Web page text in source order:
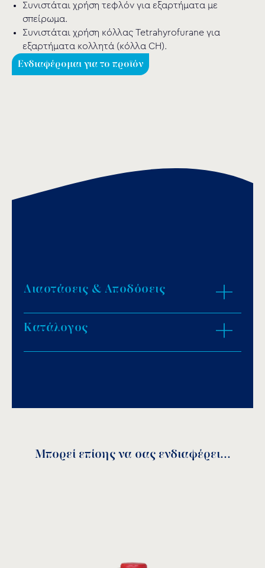
Συνιστάται χρήση τεφλόν για εξαρτήματα με
σπείρωμα.
Συνιστάται χρήση κόλλας Tetrahyrofurane για
εξαρτήματα κολλητά (κόλλα CH).
Ενδιαφέρομαι για το προϊόν
Διαστάσεις & Αποδόσεις
Κατάλογος
Μπορεί επίσης να σας ενδιαφέρει...